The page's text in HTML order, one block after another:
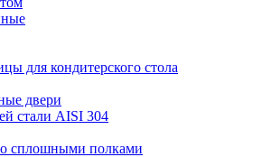
для кондитерского стола
двери
стали AISI 304
сплошными полками